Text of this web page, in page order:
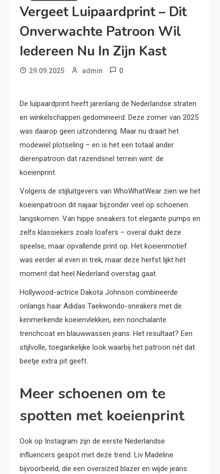
Vergeet Luipaardprint – Dit
Onverwachte Patroon Wil
Iedereen Nu In Zijn Kast
29.09.2025 admin 0
De luipaardprint heeft jarenlang de Nederlandse straten
en winkelschappen gedomineerd. Deze zomer van 2025
was daarop geen uitzondering. Maar nu draait het
modewiel plotseling – en is het een totaal ander
dierenpatroon dat razendsnel terrein wint: de
koeienprint.
Volgens de stijluitgevers van WhoWhatWear zien we het
koeienpatroon dit najaar bijzonder veel op schoenen
langskomen. Van hippe sneakers tot elegante pumps en
zelfs klassiekers zoals loafers – overal duikt deze
speelse, maar opvallende print op. Het koeienmotief
was eerder al even in trek, maar deze herfst lijkt hét
moment dat heel Nederland overstag gaat.
Hollywood-actrice Dakota Johnson combineerde
onlangs haar Adidas Taekwondo-sneakers met de
kenmerkende koeienvlekken, een nonchalante
trenchcoat en blauwwassen jeans. Het resultaat? Een
stijlvolle, toegankelijke look waarbij het patroon nét dat
beetje extra pit geeft.
Meer schoenen om te
spotten met koeienprint
Ook op Instagram zijn de eerste Nederlandse
influencers gespot met deze trend. Liv Madeline
bijvoorbeeld, die een oversized blazer en wijde jeans